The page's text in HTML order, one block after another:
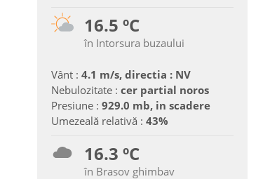
16.5 ºC
în Intorsura buzaului
Vânt : 4.1 m/s, directia : NV
Nebulozitate : cer partial noros
Presiune : 929.0 mb, in scadere
Umezeală relativă : 43%
16.3 ºC
în Brasov ghimbav